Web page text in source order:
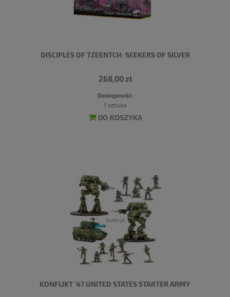
DISCIPLES OF TZEENTCH: SEEKERS OF SILVER
268,00 zł
Dostępność:
1 sztuka
DO KOSZYKA
KONFLIKT '47 UNITED STATES STARTER ARMY